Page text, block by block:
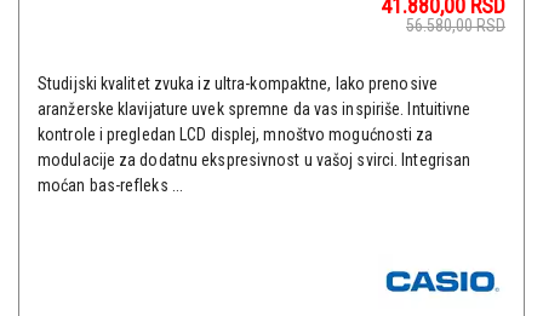
41.880,00 RSD
56.580,00RSD
Studijski kvalitet zvuka iz ultra-kompaktne, lako prenosive
aranžerske klavijature uvek spremne da vas inspiriše. Intuitivne
kontrole i pregledan LCD displej, mnoštvo mogućnosti za
modulacije za dodatnu ekspresivnost u vašoj svirci. Integrisan
moćan bas-refleks ...